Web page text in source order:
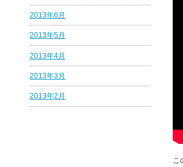
こ
2013年6月
2013年5月
2013年4月
2013年3月
2013年2月